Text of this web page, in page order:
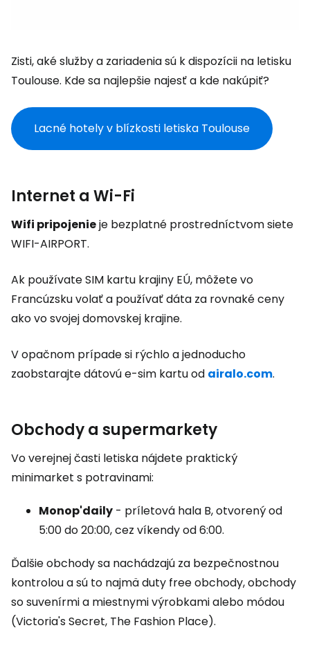
Zisti, aké služby a zariadenia sú k dispozícii na letisku
Toulouse. Kde sa najlepšie najesť a kde nakúpiť?
Lacné hotely v blízkosti letiska Toulouse
Internet a Wi-Fi
Wifi pripojenieje bezplatné prostredníctvom siete
WIFI-AIRPORT.
Ak používate SIM kartu krajiny EÚ, môžete vo
Francúzsku volať a používať dáta za rovnaké ceny
ako vo svojej domovskej krajine.
V opačnom prípade si rýchlo a jednoducho
zaobstarajte dátovú e-sim kartu od airalo.com.
Obchody a supermarkety
Vo verejnej časti letiska nájdete praktický
minimarket s potravinami:
Monop'daily - príletová hala B, otvorený od
5:00 do 20:00, cez víkendy od 6:00.
Ďalšie obchody sa nachádzajú za bezpečnostnou
kontrolou a sú to najmä duty free obchody, obchody
so suvenírmi a miestnymi výrobkami alebo módou
(Victoria's Secret, The Fashion Place).